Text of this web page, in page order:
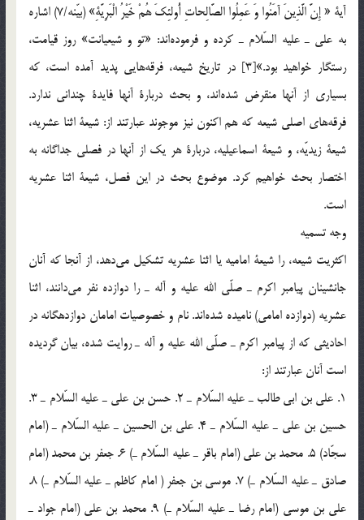
آية « إِنَّ الَّذِينَ آمَنُوا وَ عَمِلُوا الصَّالِحاتِ أُولئِكَ هُمْ خَيْرُ الْبَرِيَّةِ» (بيّنه/7) اشاره
به علي ـ عليه السّلام ـ كرده و فرموده‌اند: «تو و شيعيانت» روز قيامت،
رستگار خواهيد بود.»[3] در تاريخ شيعه، فرقه‌هايي پديد آمده است، كه
بسياري از آنها منقرض شده‌اند، و بحث دربارة آنها فايدة چنداني ندارد.
فرقه‌هاي اصلي شيعه كه هم اكنون نيز موجوند عبارتند از: شيعة اثنا عشريه،
شيعة زيديّه، و شيعة اسماعيليه، دربارة هر يك از آنها در فصلي جداگانه به
اختصار بحث خواهيم كرد. موضوع بحث در اين فصل، شيعة اثنا عشريه
است.
وجه تسميه
اكثريت شيعه، را شيعة اماميه يا اثنا عشريه تشكيل مي‌دهد، از آنجا كه آنان
جانشينان پيامبر اكرم ـ صلّي الله عليه و آله ـ را دوازده نفر مي‌دانند، اثنا
عشريه (دوازده امامي) ناميده شده‌اند. نام و خصوصيات امامان دوازدهگانه در
احاديثي كه از پيامبر اكرم ـ صلّي الله عليه و آله ـ روايت شده، بيان گرديده
است آنان عبارتند از:
1. علي بن ابي طالب ـ عليه السّلام ـ 2. حسن بن علي ـ عليه السّلام ـ 3.
حسين بن علي ـ عليه السّلام ـ 4. علي بن الحسين ـ عليه السّلام ـ (امام
سجّاد) 5. محمد بن علي (امام باقر ـ عليه السّلام ـ) 6. جعفر بن محمد (امام
صادق ـ عليه السّلام ـ) 7. موسي بن جعفر ( امام كاظم ـ عليه السّلام ـ) 8.
علي بن موسي (امام رضا ـ عليه السّلام ـ) 9. محمد بن علي (امام جواد ـ